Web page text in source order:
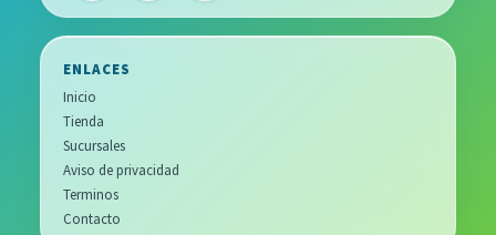
ENLACES
Inicio
Tienda
Sucursales
Aviso de privacidad
Terminos
Contacto